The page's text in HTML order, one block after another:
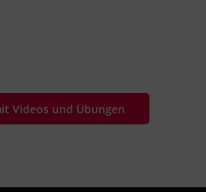
Videos und Übungen